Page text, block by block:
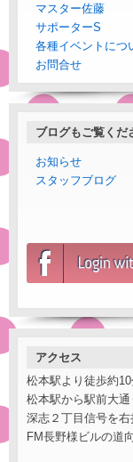
マスター佐藤
サポーターS
各種イベントにつ
お問合せ
ブログもご覧くだ
お知らせ
スタッフブログ
アクセス
松本駅より徒歩約10
松本駅から駅前大
深志２丁目信号を
FM長野様ビルの道